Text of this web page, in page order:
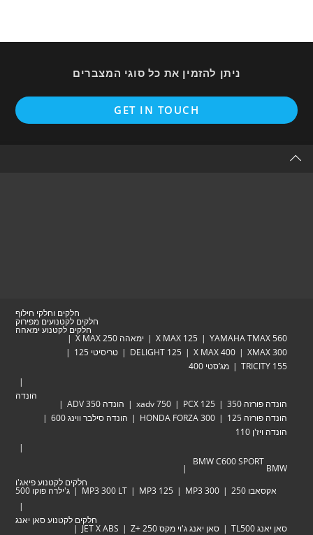
ניתן להזמין את כל סוגי המצברים
GET IN TOUCH
in
חלקים וחלקי חילוף
חלקים לקטנועים מפירוק
חלקים לקטנוע ימאהה
YAMAHA
X MAX 125
ימאהה X MAX 250
X MAX 400
DELIGHT 125
טריסיטי 125
מג’סטי 400
PCX 125
xadv 750
הונדה ADV 350
HONDA FORZA 300
הונדה סילבר ווינג 600
BMW C600
חלקים לקטנוע פיאג'ו
MP3 300
MP3 125
MP3 300 LT ג'ילרה פוקו 500
חלקים לקטנוע סאן יאנג
סאן יאנג ג'וי מקס Zּ+ 250
JET X ABS